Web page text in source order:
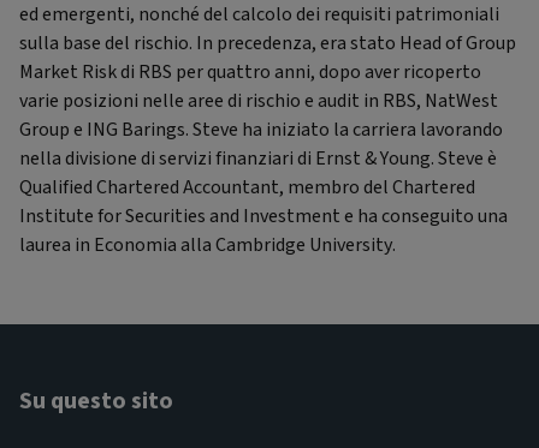
ed emergenti, nonché del calcolo dei requisiti patrimoniali
sulla base del rischio. In precedenza, era stato Head of Group
Market Risk di RBS per quattro anni, dopo aver ricoperto
varie posizioni nelle aree di rischio e audit in RBS, NatWest
Group e ING Barings. Steve ha iniziato la carriera lavorando
nella divisione di servizi finanziari di Ernst & Young. Steve è
Qualified Chartered Accountant, membro del Chartered
Institute for Securities and Investment e ha conseguito una
laurea in Economia alla Cambridge University.
Su questo sito